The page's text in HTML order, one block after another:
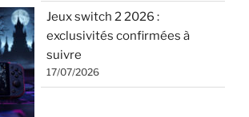
Jeux switch 2 2026 :
exclusivités confirmées à
suivre
17/07/2026